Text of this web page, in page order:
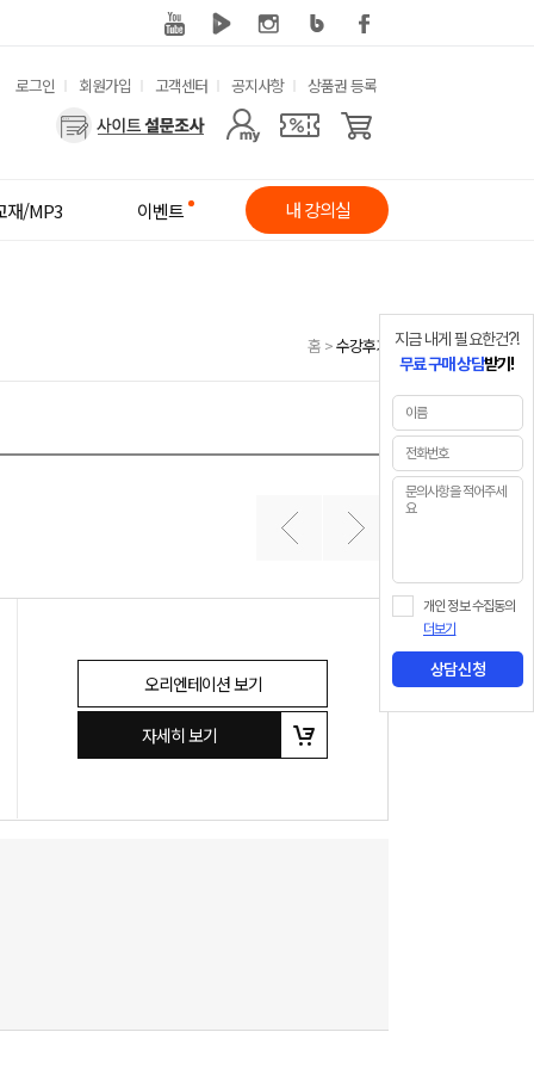
유
메
뉴
로그인 회원가입 고객센터 공지사항 상품권 등록
사
메
재/MP3 이벤트 내 강의실
홈 >수강후기
오리엔테이션 보기
자세히 보기
지금 내게 필요한건?!
무료 구매 상담받기!
개인 정보 수집동의
더보기
상담신청